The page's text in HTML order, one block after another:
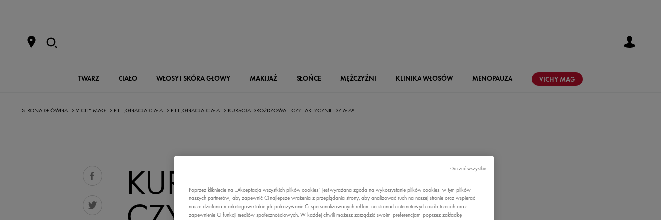
TWARZ CIAŁO WŁOSY I SKÓRA GŁOWY MAKIJAŻ SŁOŃCE MĘŻCZYŹNI KLINIKA WŁOSÓW MENOPAUZA VICHY MAG
STRONA GŁÓWNA VICHY MAG PIELĘGNACJA CIAŁA PIELĘGNACJA CIAŁA KURACJA DROŻDŻOWA - CZY FAKTYCZNIE DZIAŁA?
KURACJA DROŻDŻOWA -
Poprzez klikniecie na „Akceptacja wszystkich plików cookies” jest wyrażana zgoda na wykorzystanie plików cookies, w tym plików
naszych partnerów, aby zapewnić Ci najlepsze wrażenia z przeglądania strony, aby analizować ruch na naszej stronie oraz wspierać
nasze działania marketingowe takie jak pokazywanie Ci spersonalizowanych reklam na stronach internetowych osób trzecich oraz
zapewnienie Ci funkcji mediów społecznościowych. W każdej chwili możesz zarządzić swoimi preferencjami poprzez zakładkę
Odrzuć wszystkie